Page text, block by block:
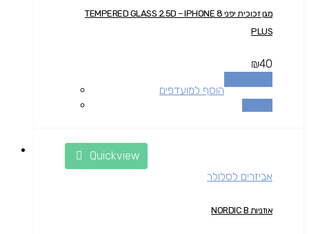
מגן זכוכית יפני TEMPERED GLASS 2.5D – IPHONE 8
PLUS
₪40
הוסף למועדפים
Quickview
אביזרים לסלולר
אוזניות NORDIC B